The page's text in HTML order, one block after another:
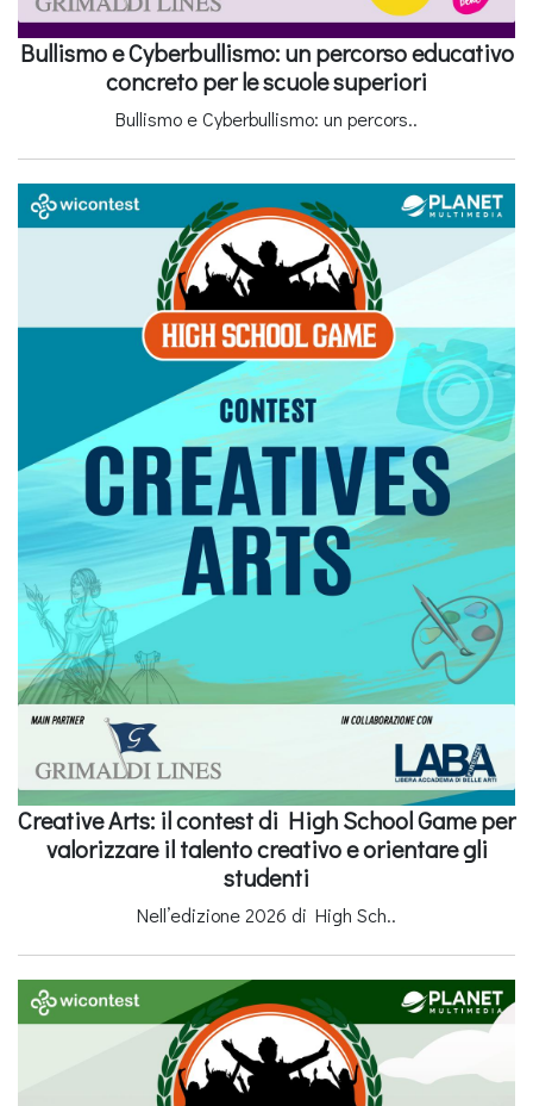
Bullismo e Cyberbullismo: un percorso educativo
concreto per le scuole superiori
Bullismo e Cyberbullismo: un percors..
Creative Arts: il contest di High School Game per
valorizzare il talento creativo e orientare gli
studenti
Nell’edizione 2026 di High Sch..